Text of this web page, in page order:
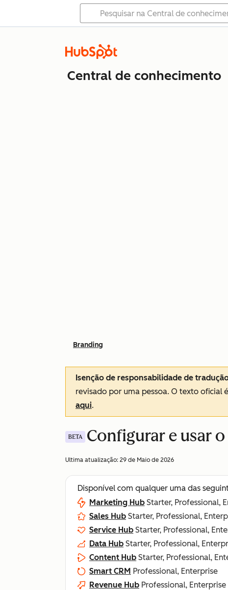
Central de conhecimento
Branding
Isenção de responsabilidade de
revisado por uma pessoa. O texto oficial
aqui.
BETA Configurar e usar
Ultima atualização: 29 de Maio de 2026
Disponível com qualquer uma das
Marketing Hub Starter, Professional,
Sales Hub Starter, Professional,
Service Hub Starter, Professional,
Data Hub Starter, Professional,
Content Hub Starter, Professional,
Smart CRM Professional, Enterprise
Revenue Hub Professional, Enterprise